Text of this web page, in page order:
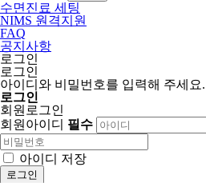
수면진료 세팅
NIMS 원격지원
FAQ
공지사항
로그인
로그인
아이디와 비밀번호를 입력해 주세요.
로그인
회원로그인
회원아이디 필수
아이디 저장
로그인